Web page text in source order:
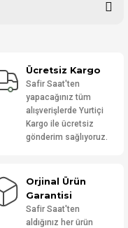
Ücretsiz Kargo
Safir Saat'ten
yapacağınız tüm
alışverişlerde Yurtiçi
Kargo ile ücretsiz
gönderim sağlıyoruz.
Orjinal Ürün
Garantisi
Safir Saat'ten
aldığınız her ürün